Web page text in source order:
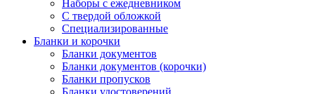
Наборы с ежедневником
С твердой обложкой
Специализированные
Бланки и корочки
Бланки документов
Бланки документов (корочки)
Бланки пропусков
Бланки удостоверений